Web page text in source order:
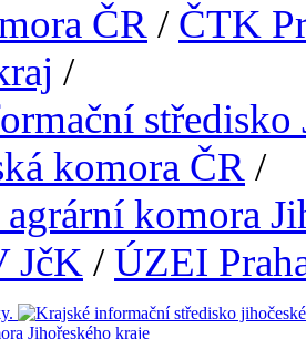
ČR / ČTK
/
středisko
komora ČR /
komora
JčK /ÚZEI